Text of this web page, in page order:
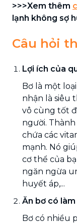
>>>Xem thêm
lạnh không sợ
Câu hỏi
Lợi ích của
Bơ là một
nhận là siêu
vô cùng tốt
người.
chứa các
mạnh. Nó
cơ thể của
ngăn ngừa
huyết áp,...
Ăn bơ có
Bơ có nhiều